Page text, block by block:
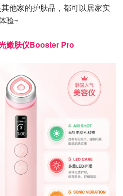
他家的护肤品，都可以居家实
验~
嫩肤仪Booster Pro